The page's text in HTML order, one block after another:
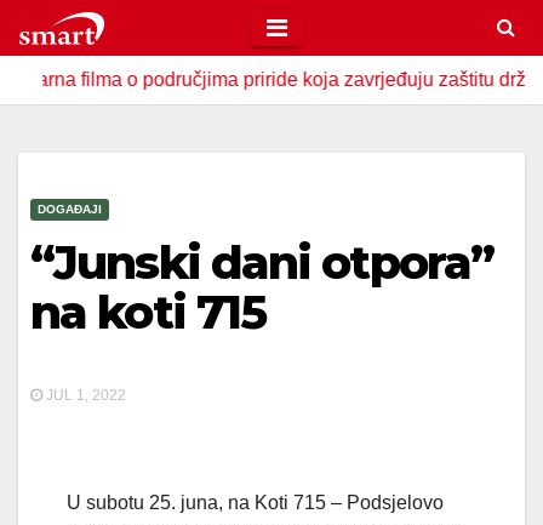
to
contento područjima priride koja zavrjeđuju zaštitu države
DOGAĐAJI
“Junski dani otpora”
na koti 715
JUL 1, 2022
U subotu 25. juna, na Koti 715 – Podsjelovo